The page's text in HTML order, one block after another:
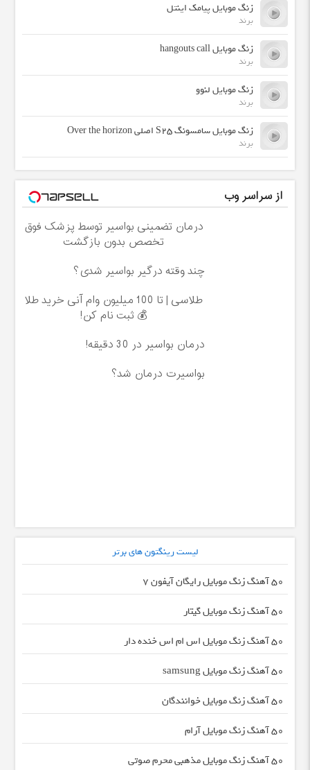
زنگ موبایل پیامک اینتل
برند
زنگ موبایل hangouts call
برند
زنگ موبایل لنوو
برند
زنگ موبایل سامسونگ S25 اصلی Over the horizon
برند
از سراسر وب
درمان تضمینی بواسیر توسط پزشک فوق
تخصص بدون بازگشت
چند وقته درگیر بواسیر شدی؟
طلاسی | تا 100 میلیون وام آنی خرید طلا
💰 ثبت نام کن!
درمان بواسیر در 30 دقیقه!
بواسیرت درمان شد؟
لیست رینگتون های برتر
50 آهنگ زنگ موبایل رایگان آیفون 7
50 آهنگ زنگ موبایل گیتار
50 آهنگ زنگ موبایل اس ام اس خنده دار
50 آهنگ زنگ موبایل samsung
50 آهنگ زنگ موبایل خوانندگان
50 آهنگ زنگ موبایل آرام
50 آهنگ زنگ موبایل مذهبی محرم صوتی